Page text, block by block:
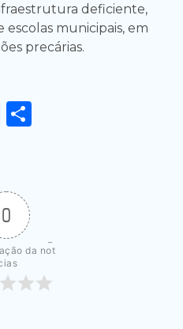
deficiente,
escolas municipais, em
precárias.
Messenger
0
da not